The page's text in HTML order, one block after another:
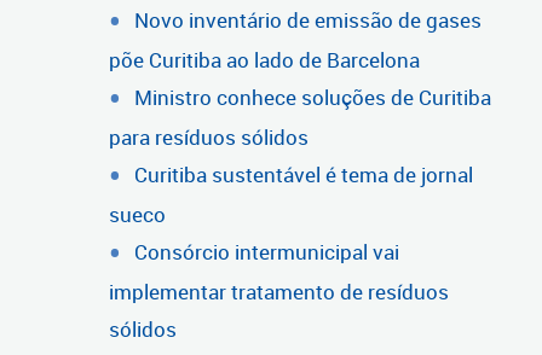
Novo inventário de emissão de gases
põe Curitiba ao lado de Barcelona
Ministro conhece soluções de Curitiba
para resíduos sólidos
Curitiba sustentável é tema de jornal
sueco
Consórcio intermunicipal vai
implementar tratamento de resíduos
sólidos